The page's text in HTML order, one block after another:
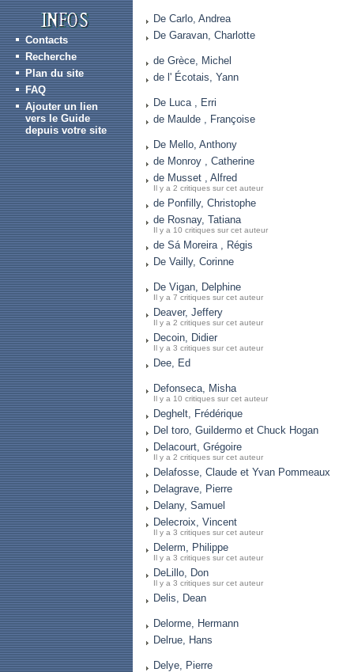
Contacts
Recherche
Plan du site
FAQ
Ajouter un lien
vers le Guide
depuis votre site
De Carlo, Andrea
De Garavan, Charlotte
de Grèce, Michel
de l' Écotais, Yann
De Luca , Erri
de Maulde , Françoise
De Mello, Anthony
de Monroy , Catherine
de Musset , Alfred
Il y a 2 critiques sur cet auteur
de Ponfilly, Christophe
de Rosnay, Tatiana
Il y a 10 critiques sur cet auteur
de Sá Moreira , Régis
De Vailly, Corinne
De Vigan, Delphine
Il y a 7 critiques sur cet auteur
Deaver, Jeffery
Il y a 2 critiques sur cet auteur
Decoin, Didier
Il y a 3 critiques sur cet auteur
Dee, Ed
Defonseca, Misha
Il y a 10 critiques sur cet auteur
Deghelt, Frédérique
Del toro, Guildermo et Chuck Hogan
Delacourt, Grégoire
Il y a 2 critiques sur cet auteur
Delafosse, Claude et Yvan Pommeaux
Delagrave, Pierre
Delany, Samuel
Delecroix, Vincent
Il y a 3 critiques sur cet auteur
Delerm, Philippe
Il y a 3 critiques sur cet auteur
DeLillo, Don
Il y a 3 critiques sur cet auteur
Delis, Dean
Delorme, Hermann
Delrue, Hans
Delye, Pierre